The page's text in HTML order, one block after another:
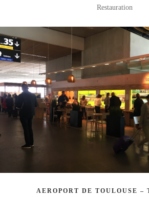
Restauration
AEROPORT DE TOULOUSE –